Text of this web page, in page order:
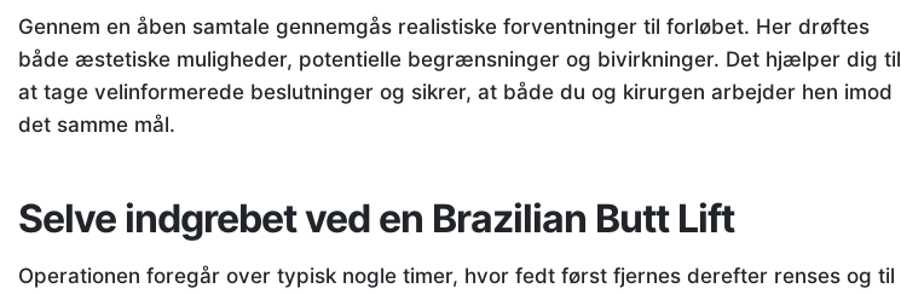
Gennem en åben samtale gennemgås realistiske forventninger til forløbet. Her drøftes
både æstetiske muligheder, potentielle begrænsninger og bivirkninger. Det hjælper dig til
at tage velinformerede beslutninger og sikrer, at både du og kirurgen arbejder hen imod
det samme mål.
Selve indgrebet ved en Brazilian Butt Lift
Operationen foregår over typisk nogle timer, hvor fedt først fjernes derefter renses og til